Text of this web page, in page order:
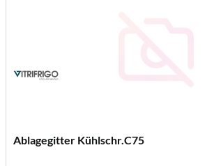
Ablagegitter Kühlschr.C75